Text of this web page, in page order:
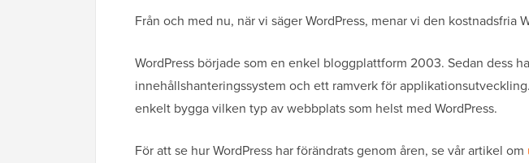
Från och med nu, när vi säger WordPress, menar vi den kostnadsfria
WordPress började som en enkel bloggplattform 2003. Sedan dess
innehållshanteringssystem och ett ramverk för
enkelt bygga vilken typ av webbplats som helst med WordPress.
För att se hur WordPress har förändrats genom åren, se vår artikel om